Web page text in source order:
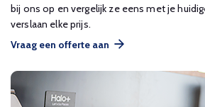
bij ons op en vergelijk ze eens met je
verslaan elke prijs.
Vraag een offerte aan